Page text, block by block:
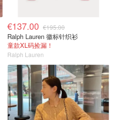
€137.00 €195.00
Ralph Lauren 徽标针织衫
童款XL码捡漏！
Ralph Lauren